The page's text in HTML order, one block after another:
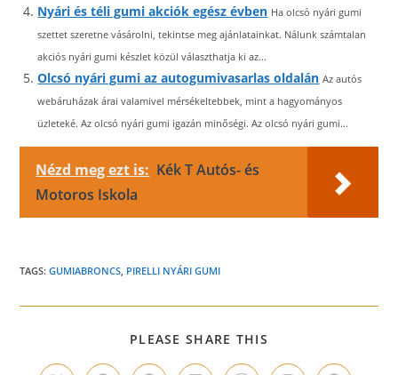
Nyári és téli gumi akciók egész évben Ha olcsó nyári gumi
szettet szeretne vásárolni, tekintse meg ajánlatainkat. Nálunk számtalan
akciós nyári gumi készlet közül választhatja ki az...
Olcsó nyári gumi az autogumivasarlas oldalán Az autós
webáruházak árai valamivel mérsékeltebbek, mint a hagyományos
üzleteké. Az olcsó nyári gumi igazán minőségi. Az olcsó nyári gumi...
Nézd meg ezt is: Kék T Autós- és
Motoros Iskola
TAGS:GUMIABRONCS, PIRELLI NYÁRI GUMI
PLEASE SHARE THIS
CONTENT